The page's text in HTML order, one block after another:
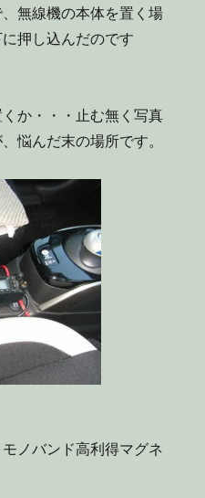
無線機の本体を置く場
押し込んだのです
か・・・止む無く写真
悩んだ末の場所です。
ノバンド高利得マグネ